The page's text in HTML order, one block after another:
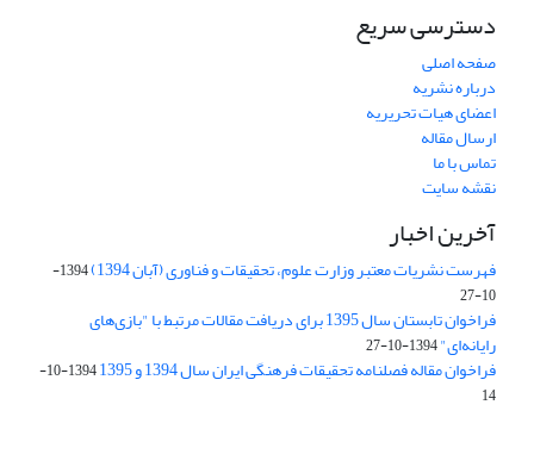
دسترسی سریع
صفحه اصلی
درباره نشریه
اعضای هیات تحریریه
ارسال مقاله
تماس با ما
نقشه سایت
آخرین اخبار
فهرست نشریات معتبر وزارت علوم، تحقیقات و فناوری (آبان 1394)
1394-
10-27
فراخوان تابستان سال 1395 برای دریافت مقالات مرتبط با "بازی‌های
رایانه‌ای"1394-10-27
فراخوان مقاله فصلنامه تحقیقات فرهنگی ایران سال 1394 و 1395
1394-10-
14